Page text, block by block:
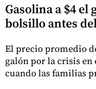
Gasolina a $4 el
bolsillo antes
El precio promedio
galón por la crisis en
cuando las familias